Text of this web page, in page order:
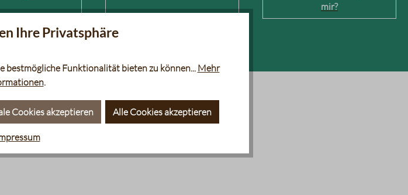
mir?
Ihre Privatsphäre
bestmögliche Funktionalität bieten zu können... Mehr
.
Cookies akzeptieren Alle Cookies akzeptieren